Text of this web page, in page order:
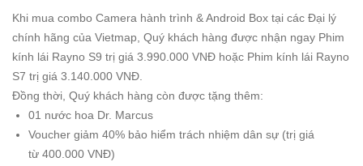
Khi mua combo Camera hành trình & Android Box tại các Đại lý
chính hãng của Vietmap, Quý khách hàng được nhận ngay Phim
kính lái Rayno S9 trị giá 3.990.000 VNĐ hoặc Phim kính lái Rayno
S7 trị giá 3.140.000 VNĐ.
Đồng thời, Quý khách hàng còn được tặng thêm:
01 nước hoa Dr. Marcus
Voucher giảm 40% bảo hiểm trách nhiệm dân sự (trị giá
từ 400.000 VNĐ)